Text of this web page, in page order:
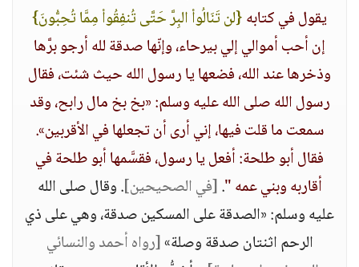
يقول في كتابه{لن تَنَالُواْ البِرَّ حَتَّى تُنفِقُواْ مِمَّا تُحِبُّونَ}
إن أحب أموالي إلي بيرحاء، وإنّها صدقة لله أرجو برَّها
وذخرها عند الله، فضعها يا رسول الله حيث شئت، فقال
رسول الله صلى الله عليه وسلم: «بخ بخ مال رابح، وقد
سمعت ما قلت فيها، إني أرى أن تجعلها في الأقربين».
فقال أبو طلحة: أفعل يا رسول، فقسَّمها أبو طلحة في
أقاربه وبني عمه ".[في الصحيحين]. وقال صلى الله
عليه وسلم: «الصدقة على المسكين صدقة، وهي على ذي
الرحم اثنتان صدقة وصلة»[رواه أحمد والنسائي